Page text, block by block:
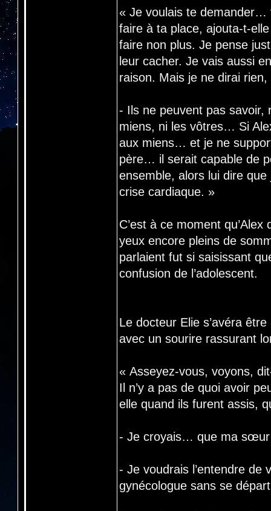
« Je voulais te demander…
faire à ta place, ajouta-t-
faire non plus. Je pense
leur cacher. Je vais aussi
raison. Mais je ne dirai
- Ils ne peuvent pas savoir,
miens, ni les vôtres… Si
aux miens… et je ne
père… il serait capable de
ensemble, alors lui dire
crise cardiaque. »
C’est à ce moment
yeux encore pleins de
parlaient fut si saisissant
confusion de l’adolescent.
Le docteur Elie s’avéra
avec un sourire rassurant
« Asseyez-vous, voyons,
Il n’y a pas de quoi avoir
elle quand ils furent assis,
- Je croyais… que ma sœur
- Je voudrais l’entendre de
gynécologue sans se